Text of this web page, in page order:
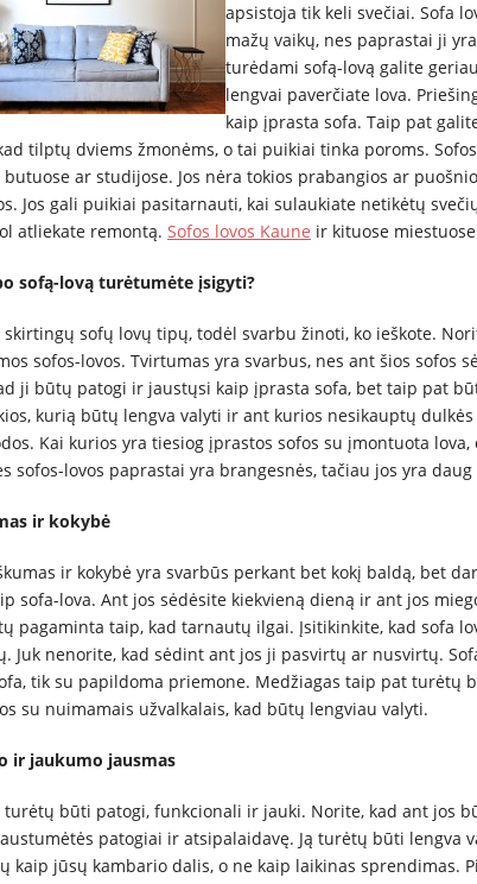
apsistoja tik keli svečiai. Sofa
mažų vaikų, nes paprastai ji
turėdami sofą-lovą galite
lengvai paverčiate lova.
kaip įprasta sofa. Taip pat
tilptų dviems žmonėms, o tai puikiai tinka poroms.
butuose ar studijose. Jos nėra tokios prabangios ar
Jos gali puikiai pasitarnauti, kai sulaukiate netikėtų
atliekate remontą. Sofos lovos Kaune ir kituose
sofą-lovą turėtumėte įsigyti?
skirtingų sofų lovų tipų, todėl svarbu žinoti, ko ieškote.
sofos-lovos. Tvirtumas yra svarbus, nes ant šios sofos
ji būtų patogi ir jaustųsi kaip įprasta sofa, bet taip pat
kurią būtų lengva valyti ir ant kurios nesikauptų
Kai kurios yra tiesiog įprastos sofos su įmontuota
sofos-lovos paprastai yra brangesnės, tačiau jos yra
ir kokybė
ir kokybė yra svarbūs perkant bet kokį baldą, bet
sofa-lova. Ant jos sėdėsite kiekvieną dieną ir ant jos
pagaminta taip, kad tarnautų ilgai. Įsitikinkite, kad sofa
Juk nenorite, kad sėdint ant jos ji pasvirtų ar nusvirtų.
tik su papildoma priemone. Medžiagas taip pat turėtų
su nuimamais užvalkalais, kad būtų lengviau valyti.
ir jaukumo jausmas
turėtų būti patogi, funkcionali ir jauki. Norite, kad ant jos
patogiai ir atsipalaidavę. Ją turėtų būti lengva
kaip jūsų kambario dalis, o ne kaip laikinas sprendimas.